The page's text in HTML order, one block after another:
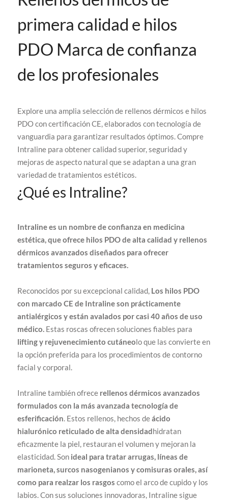
primera calidad e hilos
PDO Marca de confianza
de los profesionales
Explore una amplia selección de rellenos dérmicos e hilos
PDO con certificación CE, elaborados con tecnología de
vanguardia para garantizar resultados óptimos. Compre
Intraline para obtener calidad superior, seguridad y
mejoras de aspecto natural que se adaptan a una gran
variedad de tratamientos estéticos.
¿Qué es Intraline?
Intraline es un nombre de confianza en medicina
estética, que ofrece hilos PDO de alta calidad y rellenos
dérmicos avanzados diseñados para ofrecer
tratamientos seguros y eficaces.
Reconocidos por su excepcional calidad, Los hilos PDO
con marcado CE de Intraline son prácticamente
antialérgicos y están avalados por casi 40 años de uso
médico. Estas roscas ofrecen soluciones fiables para
lifting y rejuvenecimiento cutáneolo que las convierte en
la opción preferida para los procedimientos de contorno
facial y corporal.
Intraline también ofrece rellenos dérmicos avanzados
formulados con la más avanzada tecnología de
esferificación. Estos rellenos, hechos deácido
hialurónico reticulado de alta densidadhidratan
eficazmente la piel, restauran el volumen y mejoran la
elasticidad. Son ideal para tratar arrugas, líneas de
marioneta, surcos nasogenianos y comisuras orales, así
como para realzar los rasgoscomo el arco de cupido y los
labios. Con sus soluciones innovadoras, Intraline sigue